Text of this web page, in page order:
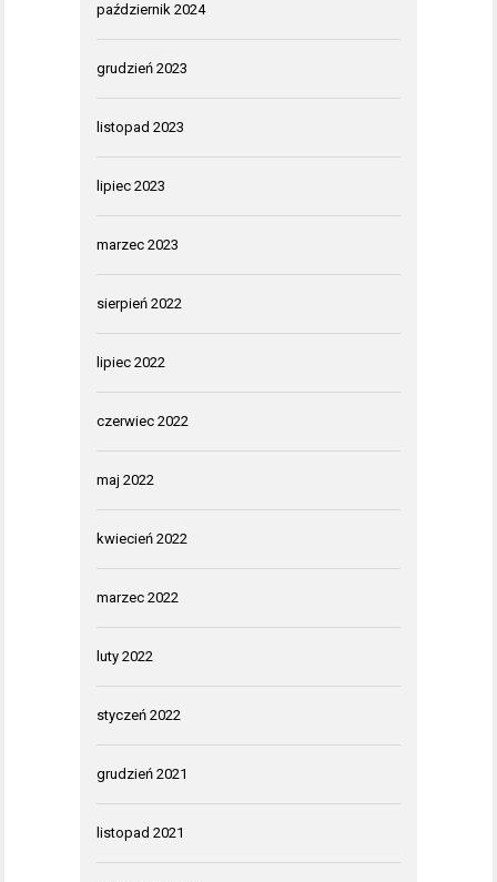
październik 2024
grudzień 2023
listopad 2023
lipiec 2023
marzec 2023
sierpień 2022
lipiec 2022
czerwiec 2022
maj 2022
kwiecień 2022
marzec 2022
luty 2022
styczeń 2022
grudzień 2021
listopad 2021